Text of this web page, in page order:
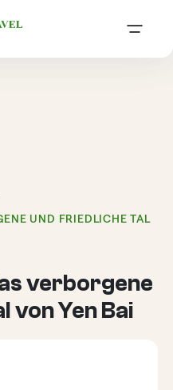
UND FRIEDLICHE TAL
verborgene
von Yen Bai